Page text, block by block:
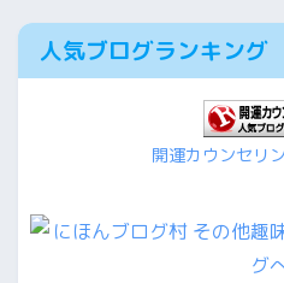
人気ブログランキング
開運カウンセリ